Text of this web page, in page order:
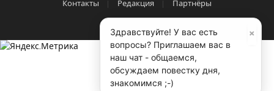
Родственники детей опасаются, что дело
замнут, так как среди нападавших есть дети
×
Здравствуйте! У вас есть
вопросы? Приглашаем вас в
наш чат - общаемся,
обсуждаем повестку дня,
знакомимся ;-)